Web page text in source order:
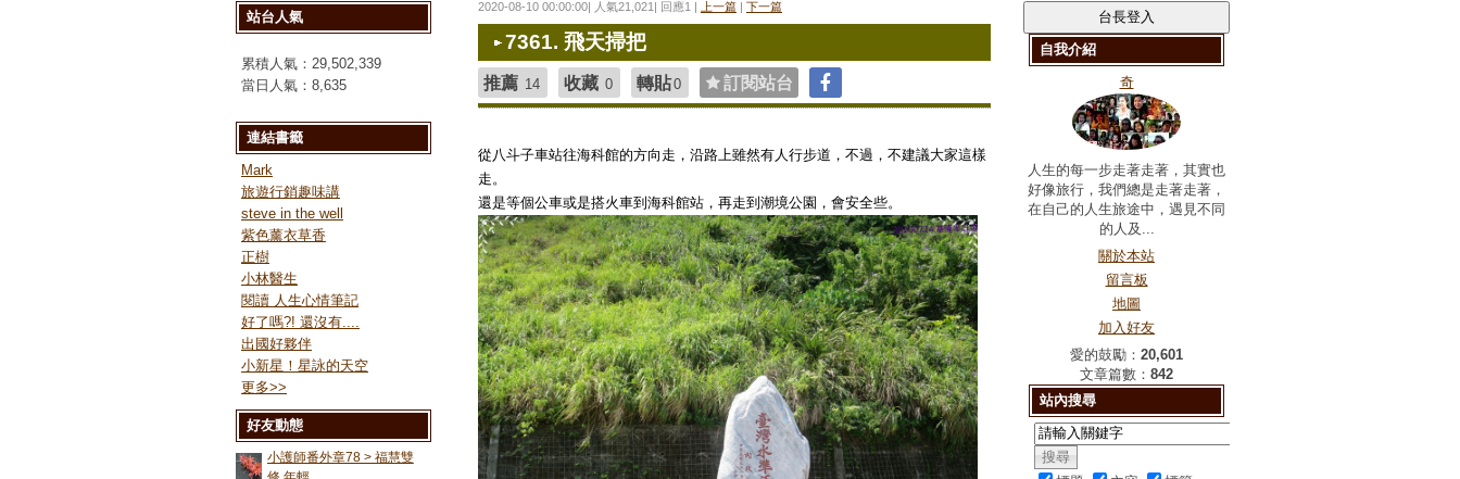
2020-08-10 00:00:00| 人氣21,021| 回應1 | 上一篇 | 下一篇
7361. 飛天掃把
推薦 14 收藏 0 轉貼0 訂閱站台
從八斗子車站往海科館的方向走，沿路上雖然有人行步道，不過，不建議大家這樣
走。
還是等個公車或是搭火車到海科館站，再走到潮境公園，會安全些。
自我介紹
奇
人生的每一步走著走著，其實也
好像旅行，我們總是走著走著，
在自己的人生旅途中，遇見不同
的人及...
關於本站
留言板
地圖
加入好友
愛的鼓勵： 20,601
文章篇數： 842
站內搜尋
站台人氣
累積人氣： 29,502,339
當日人氣： 8,635
連結書籤
Mark
旅遊行銷趣味講
steve in the well
紫色薰衣草香
正樹
小林醫生
閱讀 人生心情筆記
好了嗎?! 還沒有....
出國好夥伴
小新星！星詠的天空
更多>>
好友動態
小護師番外章78 > 福慧雙